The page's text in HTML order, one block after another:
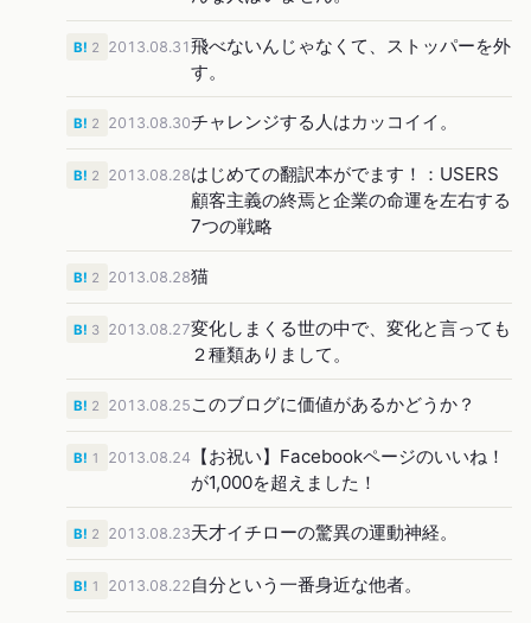
2013.08.31飛べないんじゃなくて、ストッパーを外
す。
B! 2
2013.08.30チャレンジする人はカッコイイ。
B! 2
2013.08.28はじめての翻訳本がでます！：USERS
顧客主義の終焉と企業の命運を左右する
7つの戦略
B! 2
2013.08.28猫
B! 2
2013.08.27変化しまくる世の中で、変化と言っても
２種類ありまして。
B! 3
2013.08.25 このブログに価値があるかどうか？
B! 2
2013.08.24
【お祝い】Facebookページのいいね！
が1,000を超えました！
B! 1
2013.08.23天才イチローの驚異の運動神経。
B! 2
2013.08.22 自分という一番身近な他者。
B! 1